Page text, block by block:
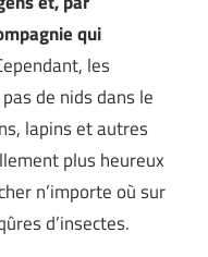
qui
les
de nids dans le
lapins et autres
plus heureux
n’importe où sur
d’insectes.